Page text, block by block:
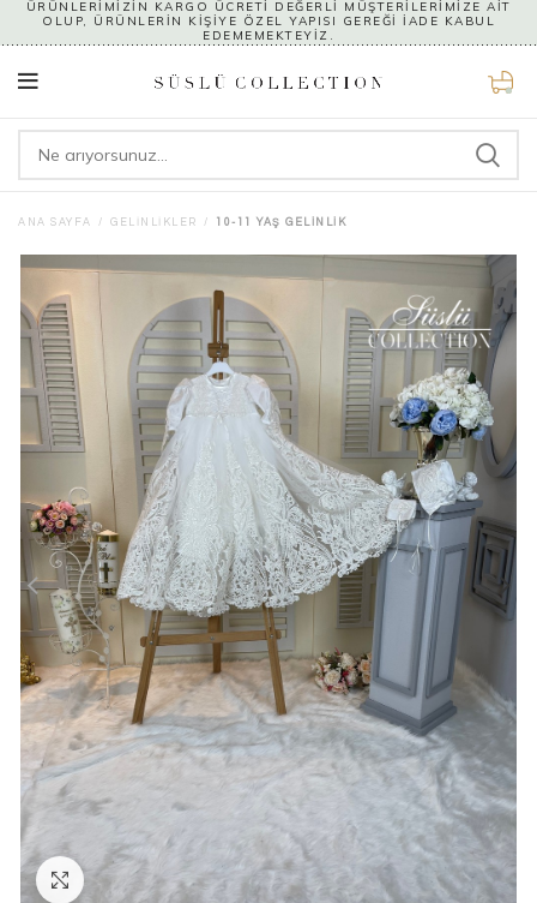
ÜRÜNLERİMİZİN KARGO ÜCRETİ DEĞERLİ MÜŞTERİLERİMİZE AİT
OLUP, ÜRÜNLERİN KİŞİYE ÖZEL YAPISI GEREĞİ İADE KABUL
EDEMEMEKTEYİZ.
0
ANA SAYFA GELINLIKLER 10-11 YAŞ GELINLIK
Click to enlarge